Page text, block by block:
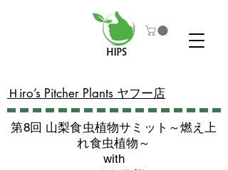
​Ｈiro’s Pitcher Plants ヤフー店
第8回 山梨食虫植物サミット～燃え上
れ食虫植物～
with